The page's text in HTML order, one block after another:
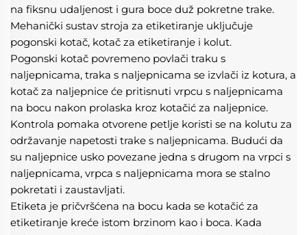
na fiksnu udaljenost i gura boce duž pokretne trake.
Mehanički sustav stroja za etiketiranje uključuje
pogonski kotač, kotač za etiketiranje i kolut.
Pogonski kotač povremeno povlači traku s
naljepnicama, traka s naljepnicama se izvlači iz kotura, a
kotač za naljepnice će pritisnuti vrpcu s naljepnicama
na bocu nakon prolaska kroz kotačić za naljepnice.
Kontrola pomaka otvorene petlje koristi se na kolutu za
održavanje napetosti trake s naljepnicama. Budući da
su naljepnice usko povezane jedna s drugom na vrpci s
naljepnicama, vrpca s naljepnicama mora se stalno
pokretati i zaustavljati.
Etiketa je pričvršćena na bocu kada se kotačić za
etiketiranje kreće istom brzinom kao i boca. Kada